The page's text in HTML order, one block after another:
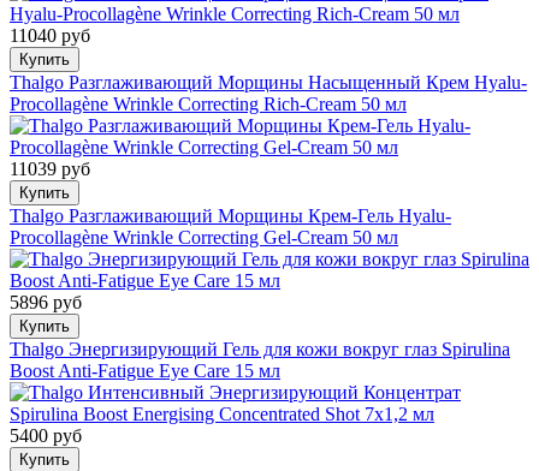
11040 руб
Купить
Thalgo Разглаживающий Морщины Насыщенный Крем Hyalu-
Procollagène Wrinkle Correcting Rich-Cream 50 мл
11039 руб
Купить
Thalgo Разглаживающий Морщины Крем-Гель Hyalu-
Procollagène Wrinkle Correcting Gel-Cream 50 мл
5896 руб
Купить
Thalgo Энергизирующий Гель для кожи вокруг глаз Spirulina
Boost Anti-Fatigue Eye Care 15 мл
5400 руб
Купить